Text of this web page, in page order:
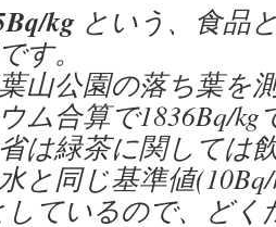
kg という、食品
す。
山公園の落ち葉を
ム合算で1836Bq/kg
は緑茶に関しては
と同じ基準値
しているので、どく